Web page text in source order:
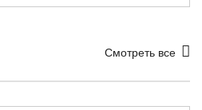
Смотреть все